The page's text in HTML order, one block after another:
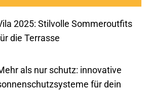
2025: Stilvolle Sommeroutfits
die Terrasse
als nur schutz: innovative
für dein